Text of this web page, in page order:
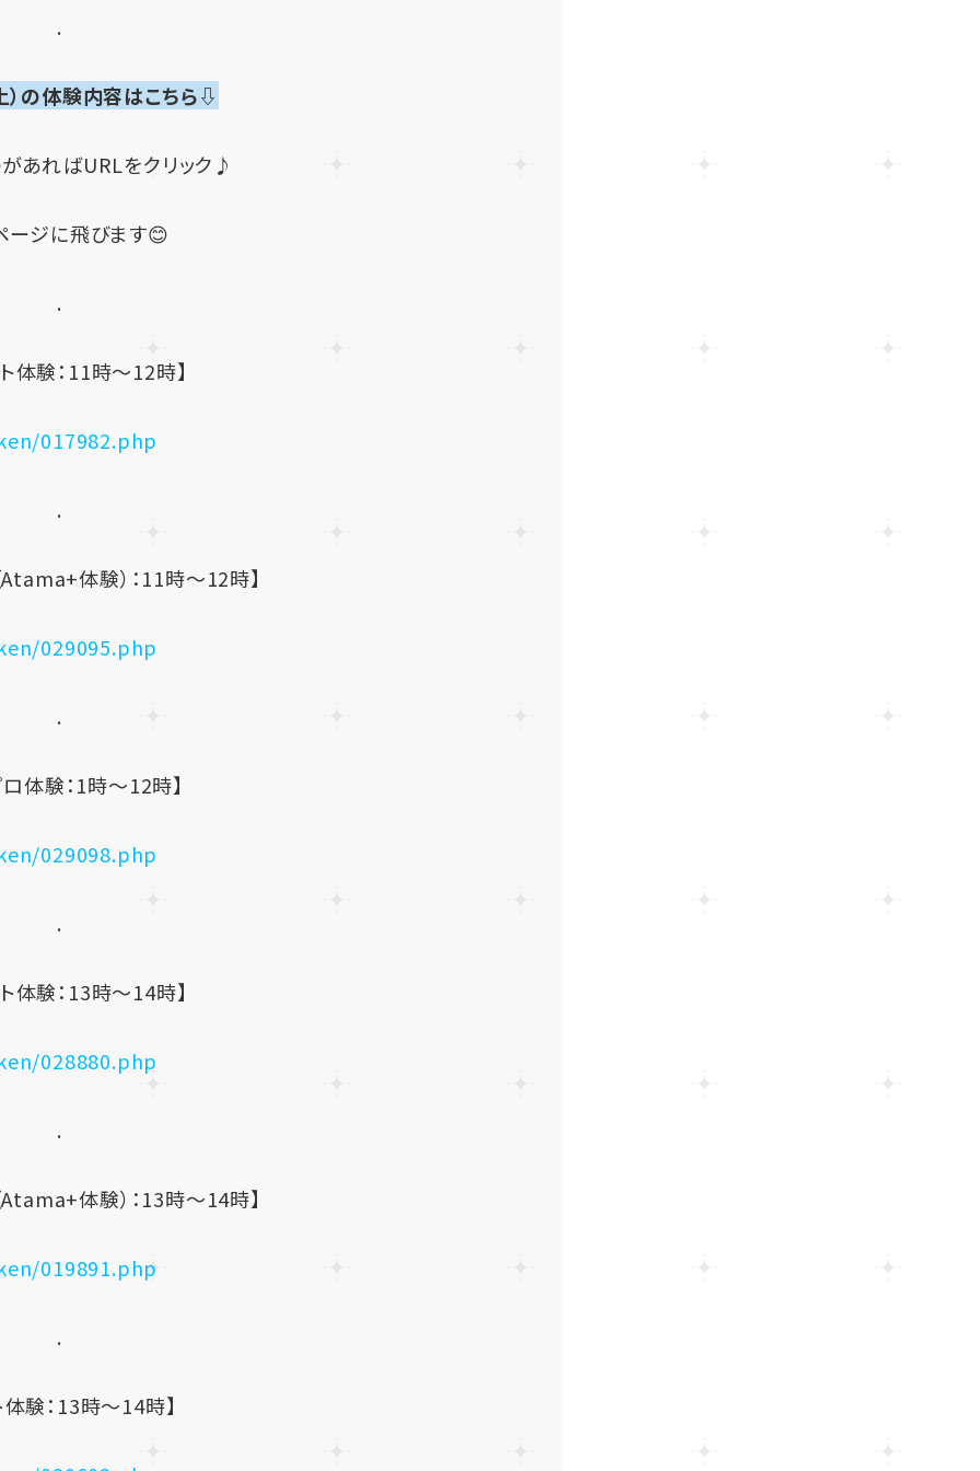
.
）の体験内容はこちら⇩
あればURLをクリック♪
ージに飛びます😊
.
体験：11時～12時】
017982.php
.
体験）：11時～12時】
029095.php
.
体験：1時～12時】
029098.php
.
体験：13時～14時】
028880.php
.
体験）：13時～14時】
019891.php
.
体験：13時～14時】